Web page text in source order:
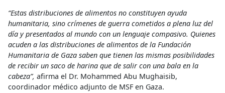
“Estas distribuciones de alimentos no constituyen ayuda
humanitaria, sino crímenes de guerra cometidos a plena luz del
día y presentados al mundo con un lenguaje compasivo. Quienes
acuden a las distribuciones de alimentos de la Fundación
Humanitaria de Gaza saben que tienen las mismas posibilidades
de recibir un saco de harina que de salir con una bala en la
cabeza”, afirma el Dr. Mohammed Abu Mughaisib,
coordinador médico adjunto de MSF en Gaza.